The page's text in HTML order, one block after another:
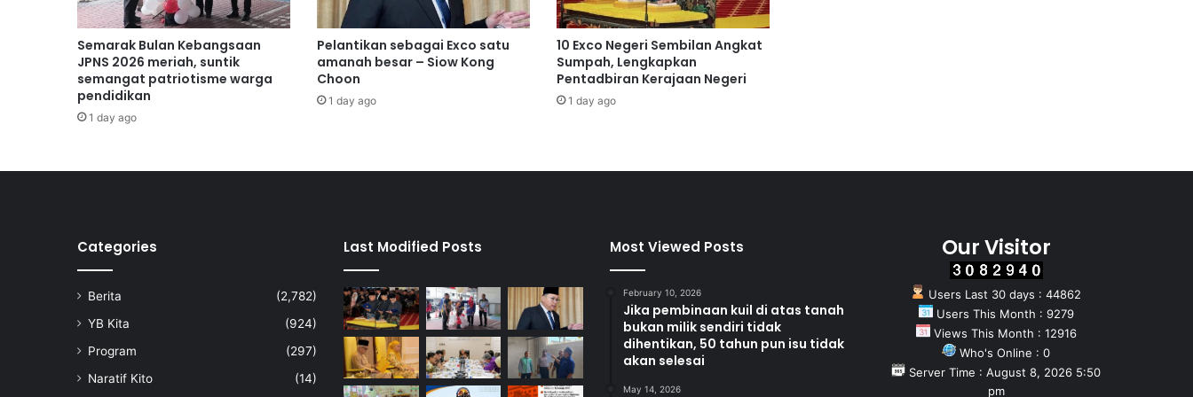
e
n
a
l
p
a
i
o
e
r
s
i
i
a
t
c
n
d
u
p
a
n
l
Semarak Bulan Kebangsaan
JPNS 2026 meriah, suntik
semangat patriotisme warga
pendidikan
1 day ago
Pelantikan sebagai Exco satu
amanah besar – Siow Kong
Choon
1 day ago
10 Exco Negeri Sembilan Angkat
Sumpah, Lengkapkan
Pentadbiran Kerajaan Negeri
1 day ago
Categories
Berita
(2,782)
YB Kita
(924)
Program
(297)
Naratif Kito
(14)
Last Modified Posts Most Viewed Posts
February 10, 2026
Jika pembinaan kuil di atas tanah
bukan milik sendiri tidak
dihentikan, 50 tahun pun isu tidak
akan selesai
May 14, 2026
Our Visitor
Users Last 30 days : 44862
Users This Month : 9279
Views This Month : 12916
Who's Online : 0
Server Time : August 8, 2026 5:50
pm